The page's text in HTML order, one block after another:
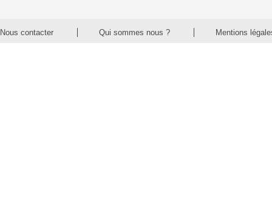
Nous contacter Qui sommes nous ? Mentions